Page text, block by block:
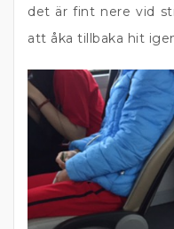
det är fint nere vid
att åka tillbaka hit